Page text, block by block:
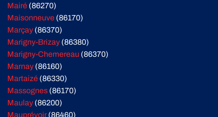
Mairé (86270)
Maisonneuve (86170)
Marçay (86370)
Marigny-Brizay (86380)
Marigny-Chemereau (86370)
Marnay (86160)
Martaizé (86330)
Massognes (86170)
Maulay (86200)
Mauprévoir(86460)